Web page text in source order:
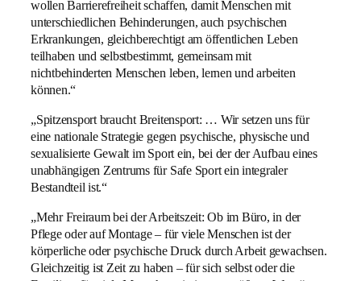
wollen Barrierefreiheit schaffen, damit Menschen mit
unterschiedlichen Behinderungen, auch psychischen
Erkrankungen, gleichberechtigt am öffentlichen Leben
teilhaben und selbstbestimmt, gemeinsam mit
nichtbehinderten Menschen leben, lernen und arbeiten
können.“
„Spitzensport braucht Breitensport: … Wir setzen uns für
eine nationale Strategie gegen psychische, physische und
sexualisierte Gewalt im Sport ein, bei der der Aufbau eines
unabhängigen Zentrums für Safe Sport ein integraler
Bestandteil ist.“
„Mehr Freiraum bei der Arbeitszeit: Ob im Büro, in der
Pflege oder auf Montage – für viele Menschen ist der
körperliche oder psychische Druck durch Arbeit gewachsen.
Gleichzeitig ist Zeit zu haben – für sich selbst oder die